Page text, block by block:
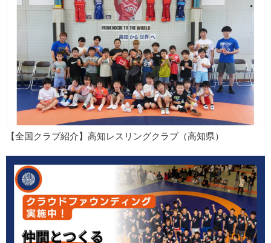
【全国クラブ紹介】高知レスリングクラブ（高知県）